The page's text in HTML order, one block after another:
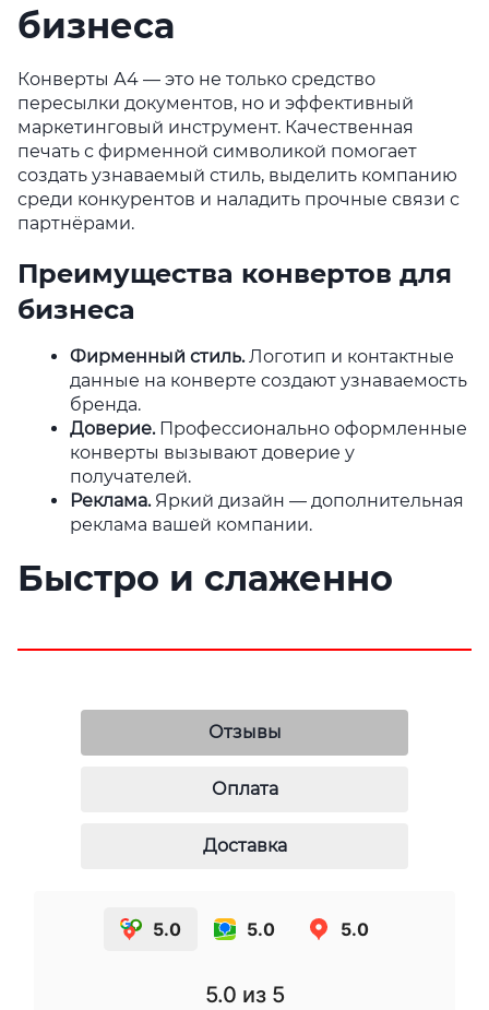
бизнеса
Конверты А4 — это не только средство
пересылки документов, но и эффективный
маркетинговый инструмент. Качественная
печать с фирменной символикой помогает
создать узнаваемый стиль, выделить компанию
среди конкурентов и наладить прочные связи с
партнёрами.
Преимущества конвертов для
бизнеса
Фирменный стиль.Логотип и контактные
данные на конверте создают узнаваемость
бренда.
Доверие. Профессионально оформленные
конверты вызывают доверие у
получателей.
Реклама. Яркий дизайн — дополнительная
реклама вашей компании.
Быстро и слаженно
Отзывы
Оплата
Доставка
5.0 5.0 5.0
5.0 из 5